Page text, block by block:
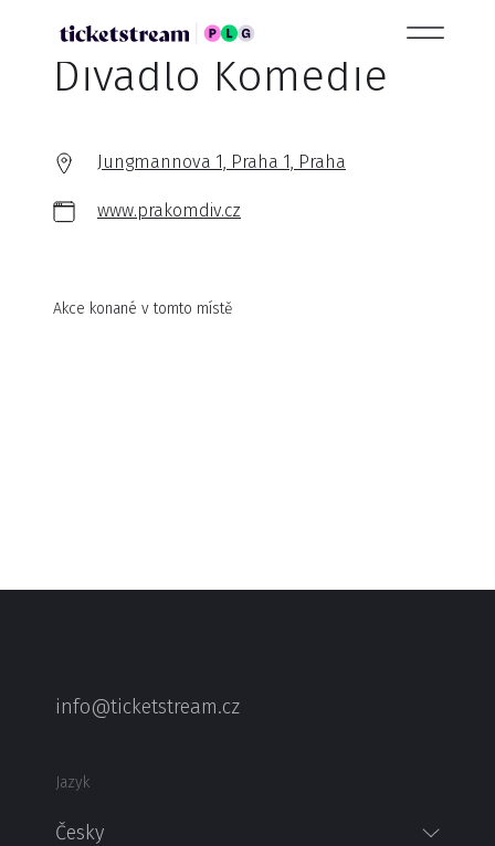
Divadlo Komedie
Jungmannova 1, Praha 1, Praha
www.prakomdiv.cz
Akce konané v tomto místě
info@ticketstream.cz
Jazyk
Česky